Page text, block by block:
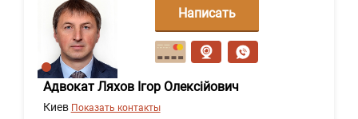
Адвокат Ляхов Ігор Олексійович
Киев Показать контакты
Написать
сообщение